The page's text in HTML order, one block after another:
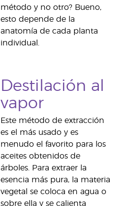
método y no otro? Bueno,
esto depende de la
anatomía de cada planta
individual.
Destilación al
vapor
Este método de extracción
es el más usado y es
menudo el favorito para los
aceites obtenidos de
árboles. Para extraer la
esencia más pura, la materia
vegetal se coloca en agua o
sobre ella y se calienta